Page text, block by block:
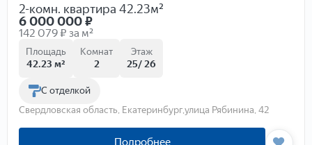
2-комн. квартира 42.23м²
6 000 000₽
142 079 ₽ за м²
Площадь
42.23 м²
Комнат
2
Этаж
25/ 26
С отделкой
Свердловская область, Екатеринбург,улица Рябинина, 42
Подробнее